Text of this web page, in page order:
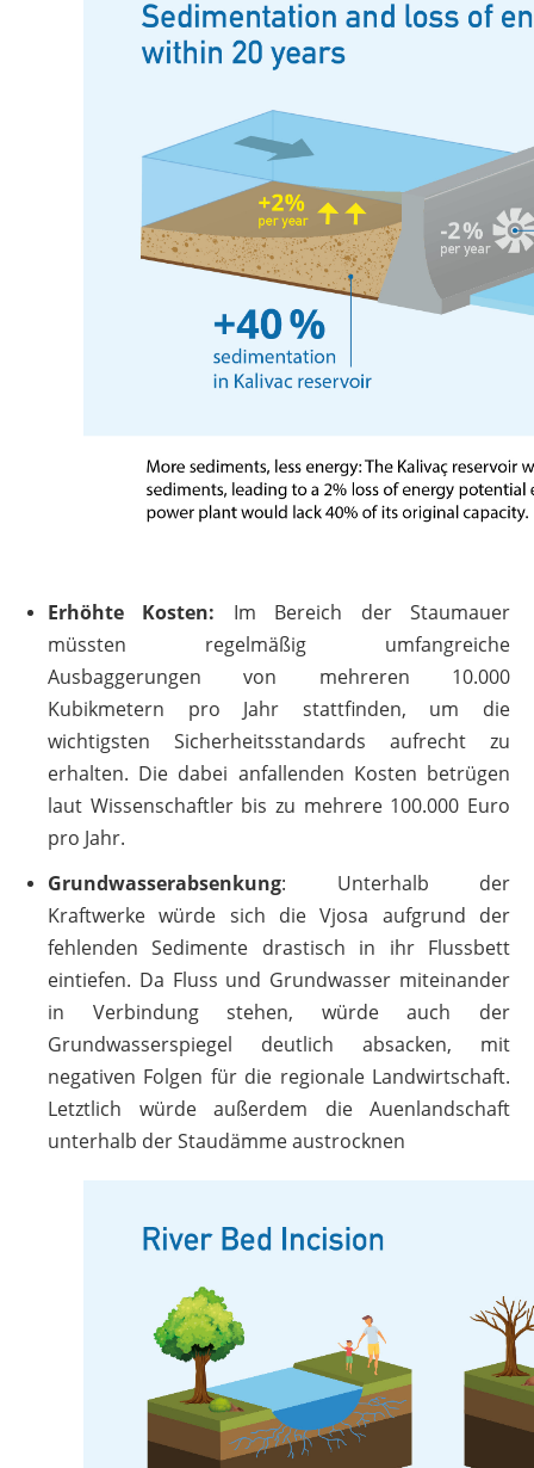
Erhöhte Kosten: Im Bereich der Staumauer
müssten regelmäßig umfangreiche
Ausbaggerungen von mehreren 10.000
Kubikmetern pro Jahr stattfinden, um die
wichtigsten Sicherheitsstandards aufrecht zu
erhalten. Die dabei anfallenden Kosten betrügen
laut Wissenschaftler bis zu mehrere 100.000 Euro
pro Jahr.
Grundwasserabsenkung: Unterhalb der
Kraftwerke würde sich die Vjosa aufgrund der
fehlenden Sedimente drastisch in ihr Flussbett
eintiefen. Da Fluss und Grundwasser miteinander
in Verbindung stehen, würde auch der
Grundwasserspiegel deutlich absacken, mit
negativen Folgen für die regionale Landwirtschaft.
Letztlich würde außerdem die Auenlandschaft
unterhalb der Staudämme austrocknen